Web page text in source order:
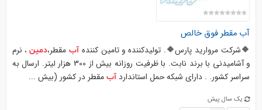
آب مقطر فوق خالص
🔶شرکت مروارید پارس🔶. تولیدکننده و تامین کننده آبمقطر،دمین، نرم
و آشامیدنی با برند نابت. با ظرفیت روزانه بیش از 300 هزار لیتر. ارسال به
سراسر کشور. . دارای شبکه حمل استاندارد آبمقطر در کشور (بیش ...
یک سال پیش